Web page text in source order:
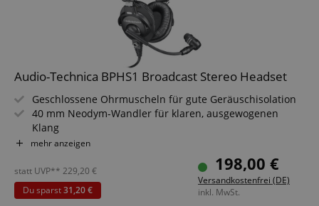
Audio-Technica BPHS1 Broadcast Stereo Headset
Geschlossene Ohrmuscheln für gute Geräuschisolation
40 mm Neodym-Wandler für klaren, ausgewogenen
Klang
Dynamisches Mikrofon mit Nierencharakteristik für
Flexibler Schwanenhals-Mikrofonarm, links oder rechts
montierbar
Hoher Maximalpegel, belastbar bis 1.600 Milliwatt
mehr anzeigen
198,00 €
Versandkostenfrei (DE)
inkl. MwSt.
statt UVP** 229,20 €
Du sparst31,20 €